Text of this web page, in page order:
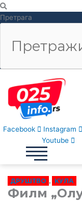
Претрага
Facebook Instagram
Youtube
ДРУШТВО , КУЛА
Филм